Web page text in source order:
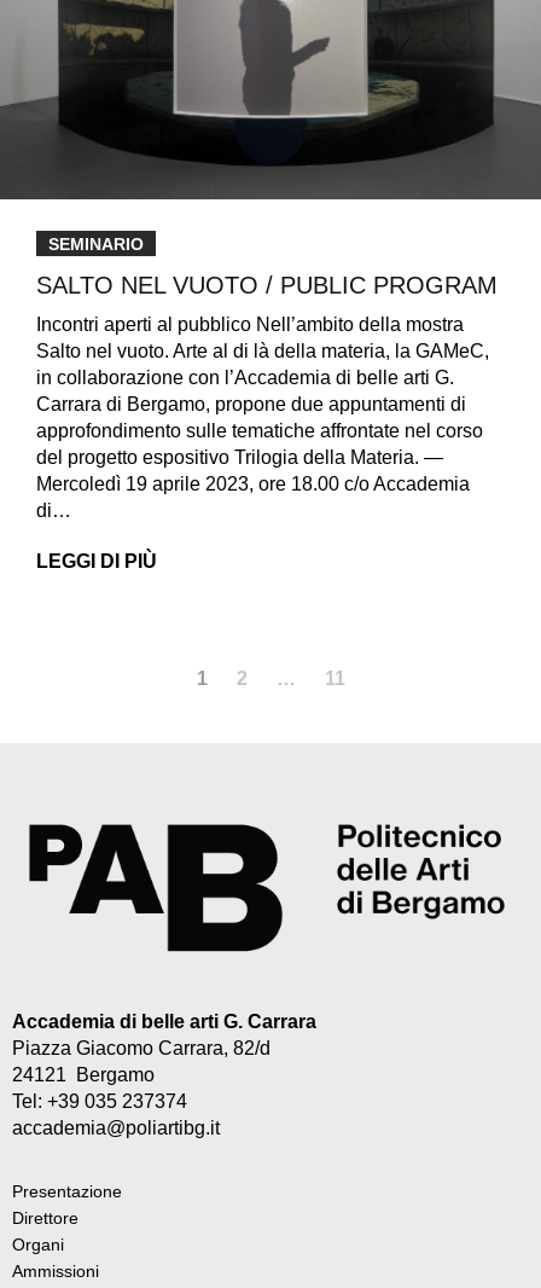
SEMINARIO
SALTO NEL VUOTO / PUBLIC PROGRAM
Incontri aperti al pubblico Nell’ambito della mostra
Salto nel vuoto. Arte al di là della materia, la GAMeC,
in collaborazione con l’Accademia di belle arti G.
Carrara di Bergamo, propone due appuntamenti di
approfondimento sulle tematiche affrontate nel corso
del progetto espositivo Trilogia della Materia. —
Mercoledì 19 aprile 2023, ore 18.00 c/o Accademia
di…
LEGGI DI PIÙ
1 2 … 11
Accademia di belle arti G. Carrara
Piazza Giacomo Carrara, 82/d
24121 Bergamo
Tel: +39 035 237374
accademia@poliartibg.it
Presentazione
Direttore
Organi
Ammissioni